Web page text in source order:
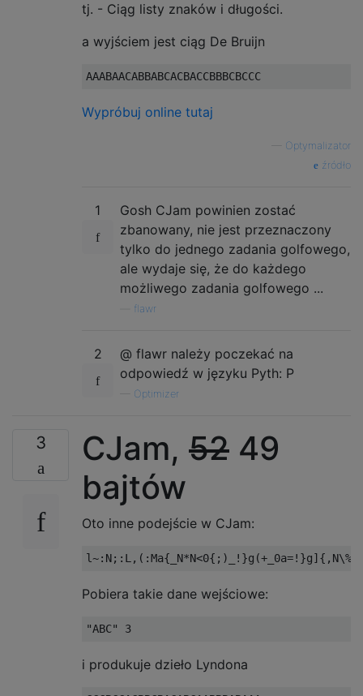
tj. - Ciąg listy znaków i długości.
a wyjściem jest ciąg De Bruijn
Wypróbuj online tutaj
Optymalizator
źródło
1
Gosh CJam powinien zostać
zbanowany, nie jest przeznaczony
tylko do jednego zadania golfowego,
ale wydaje się, że do każdego
możliwego zadania golfowego ...
flawr
2
@ flawr należy poczekać na
odpowiedź w języku Pyth: P
Optimizer
3 CJam, 52 49
bajtów
Oto inne podejście w CJam:
Pobiera takie dane wejściowe:
i produkuje dzieło Lyndona